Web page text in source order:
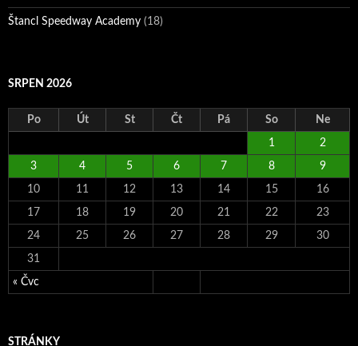
Štancl Speedway Academy (18)
SRPEN 2026
Po Út St Čt Pá So Ne
« Čvc
1 2
3 4 5 6 7 8 9
10 11 12 13 14 15 16
17 18 19 20 21 22 23
24 25 26 27 28 29 30
31
STRÁNKY